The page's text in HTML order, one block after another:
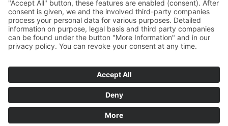
smart home
feuer wintergarten
badezimmer
finanzierung
photovoltaik dämmung
fußboden
küche
möbel renovieren förderung
dach
Impressum